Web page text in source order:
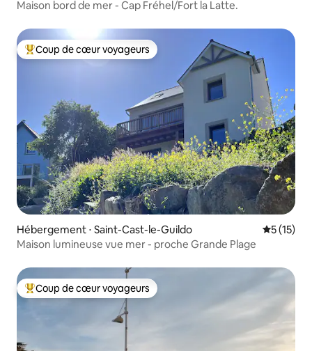
Maison bord de mer - Cap Fréhel/Fort la Latte.
Coups de cœur voyageurs les plus appréciés
Coup de cœur voyageurs
Hébergement ⋅ Saint-Cast-le-Guildo
5 (15)
Maison lumineuse vue mer - proche Grande Plage
Coups de cœur voyageurs les plus appréciés
Coup de cœur voyageurs